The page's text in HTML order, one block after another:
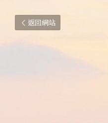
返回網站